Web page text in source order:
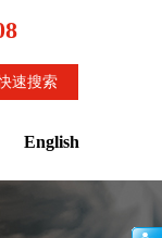
English